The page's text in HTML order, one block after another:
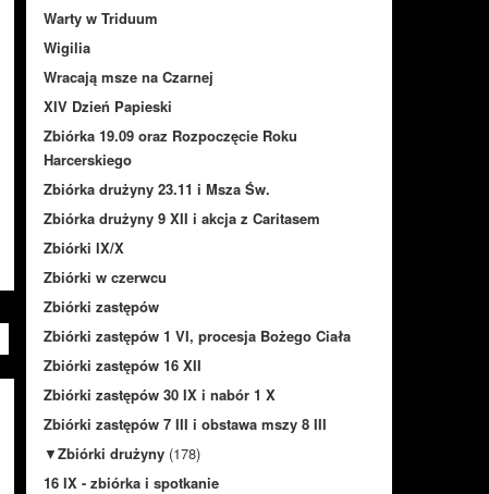
Warty w Triduum
Wigilia
Wracają msze na Czarnej
XIV Dzień Papieski
Zbiórka 19.09 oraz Rozpoczęcie Roku
Harcerskiego
Zbiórka drużyny 23.11 i Msza Św.
Zbiórka drużyny 9 XII i akcja z Caritasem
Zbiórki IX/X
Zbiórki w czerwcu
Zbiórki zastępów
Zbiórki zastępów 1 VI, procesja Bożego Ciała
Zbiórki zastępów 16 XII
Zbiórki zastępów 30 IX i nabór 1 X
Zbiórki zastępów 7 III i obstawa mszy 8 III
▼Zbiórki drużyny (178)
16 IX - zbiórka i spotkanie